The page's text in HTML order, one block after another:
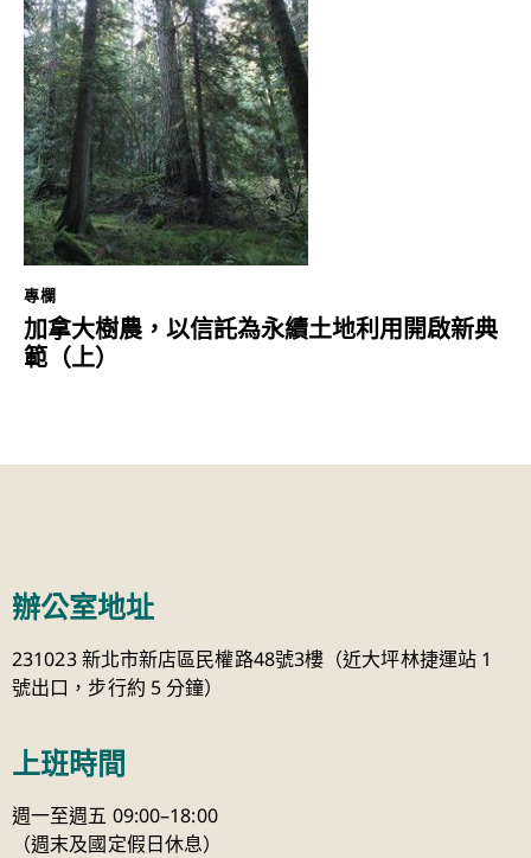
專欄
加拿大樹農，以信託為永續土地利用開啟新典
範（上）
辦公室地址
231023 新北市新店區民權路48號3樓（近大坪林捷運站 1
號出口，步行約 5 分鐘）
上班時間
週一至週五 09:00–18:00
（週末及國定假日休息）